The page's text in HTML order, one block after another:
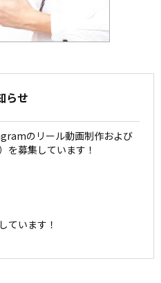
らせ
のリール動画制作および
を募集しています！
ています！